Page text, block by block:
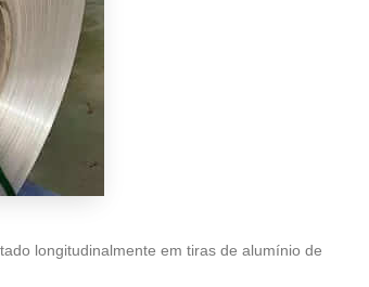
longitudinalmente em tiras de alumínio de